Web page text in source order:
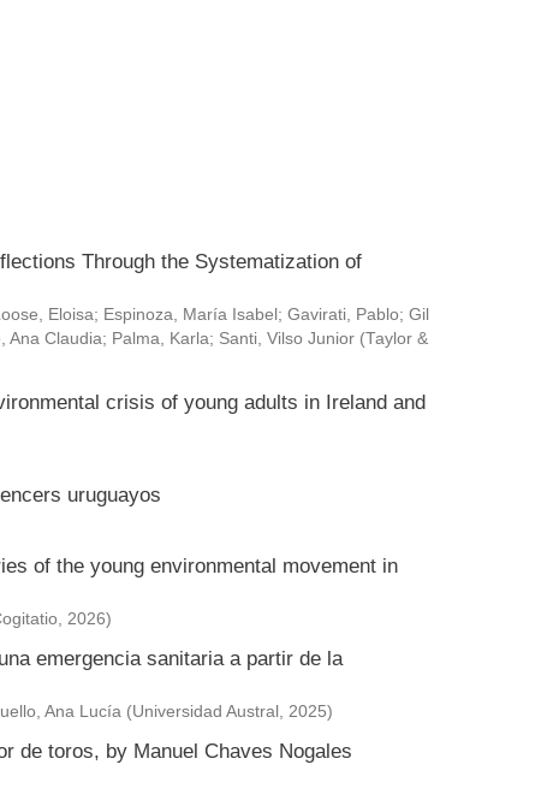
Through the Systematization of
Eloisa; Espinoza, María Isabel ; Gavirati, Pablo; Gil
Ana Claudia; Palma, Karla; Santi, Vilso Junior (Taylor &
crisis of young adults in Ireland and
uruguayos
of the young environmental movement in
, 2026)
emergencia sanitaria a partir de la
Ana Lucía (Universidad Austral , 2025)
de toros, by Manuel Chaves Nogales